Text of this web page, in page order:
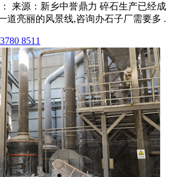
来源：新乡中誉鼎力 碎石生产已经成
道亮丽的风景线,咨询办石子厂需要多 .
8511